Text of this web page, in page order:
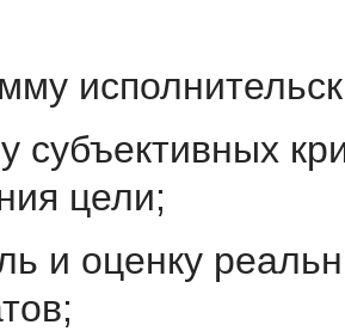
субъективных
цели;
и оценку